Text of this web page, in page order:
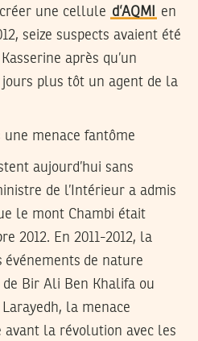
une cellule d’AQMI
en
seize suspects avaient été
après qu’un
plus tôt un agent de la
une menace fantôme
aujourd’hui sans
de l’Intérieur a admis
le mont Chambi était
2012. En 2011-2012, la
événements de nature
Bir Ali Ben Khalifa ou
la menace
la révolution avec les